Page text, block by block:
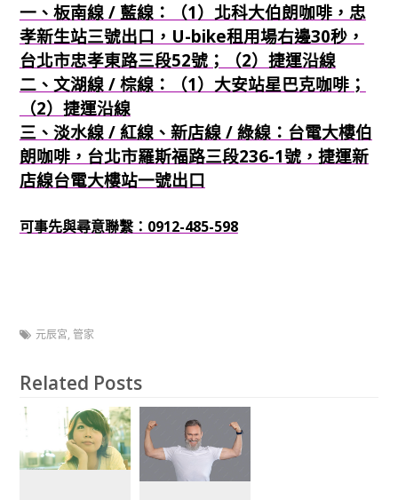
一、板南線 / 藍線：（1）北科大伯朗咖啡，忠
孝新生站三號出口，U-bike租用場右邊30秒，
台北市忠孝東路三段52號；（2）捷運沿線
二、文湖線 / 棕線：（1）大安站星巴克咖啡；
（2）捷運沿線
三、淡水線 / 紅線、新店線 / 綠線：台電大樓伯
朗咖啡，台北市羅斯福路三段236-1號，捷運新
店線台電大樓站一號出口
可事先與尋意聯繫：0912-485-598
元辰宮, 管家
Related Posts